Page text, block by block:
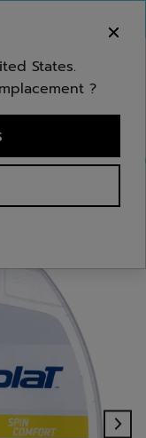
States.
?